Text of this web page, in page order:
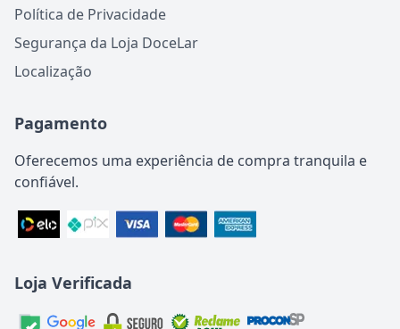
Política de Privacidade
Segurança da Loja DoceLar
Localização
Pagamento
Oferecemos uma experiência de compra tranquila e
confiável.
Loja Verificada